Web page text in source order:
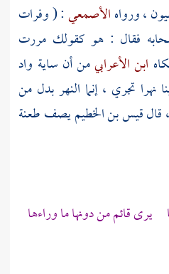
، ورواهالأصمعي: ( وفرات
فقال : هو كقولك مررت
ابن الأعرابيمن أن ساية واد
تجري ، إنما النهر بدل من
قالقيس بن الخطيميصف طعنة
قائم من دونها ما وراءها